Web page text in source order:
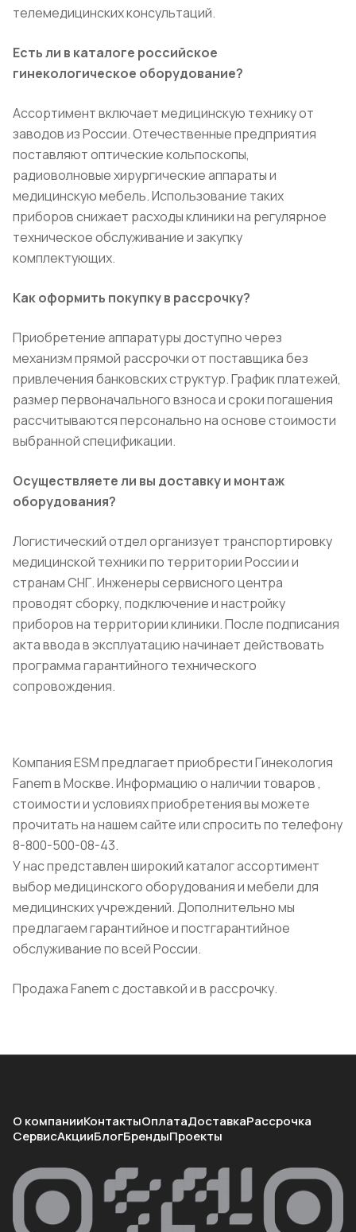
телемедицинских консультаций.
Есть ли в каталоге российское
гинекологическое оборудование?
Ассортимент включает медицинскую технику от
заводов из России. Отечественные предприятия
поставляют оптические кольпоскопы,
радиоволновые хирургические аппараты и
медицинскую мебель. Использование таких
приборов снижает расходы клиники на регулярное
техническое обслуживание и закупку
комплектующих.
Как оформить покупку в рассрочку?
Приобретение аппаратуры доступно через
механизм прямой рассрочки от поставщика без
привлечения банковских структур. График платежей,
размер первоначального взноса и сроки погашения
рассчитываются персонально на основе стоимости
выбранной спецификации.
Осуществляете ли вы доставку и монтаж
оборудования?
Логистический отдел организует транспортировку
медицинской техники по территории России и
странам СНГ. Инженеры сервисного центра
проводят сборку, подключение и настройку
приборов на территории клиники. После подписания
акта ввода в эксплуатацию начинает действовать
программа гарантийного технического
сопровождения.
Компания ESM предлагает приобрести Гинекология
Fanem в Москве. Информацию о наличии товаров ,
стоимости и условиях приобретения вы можете
прочитать на нашем сайте или спросить по телефону
8-800-500-08-43.
У нас представлен широкий каталог ассортимент
выбор медицинского оборудования и мебели для
медицинских учреждений. Дополнительно мы
предлагаем гарантийное и постгарантийное
обслуживание по всей России.
Продажа Fanem с доставкой и в рассрочку.
О компанииКонтактыОплатаДоставкаРассрочка
СервисАкцииБлогБрендыПроекты